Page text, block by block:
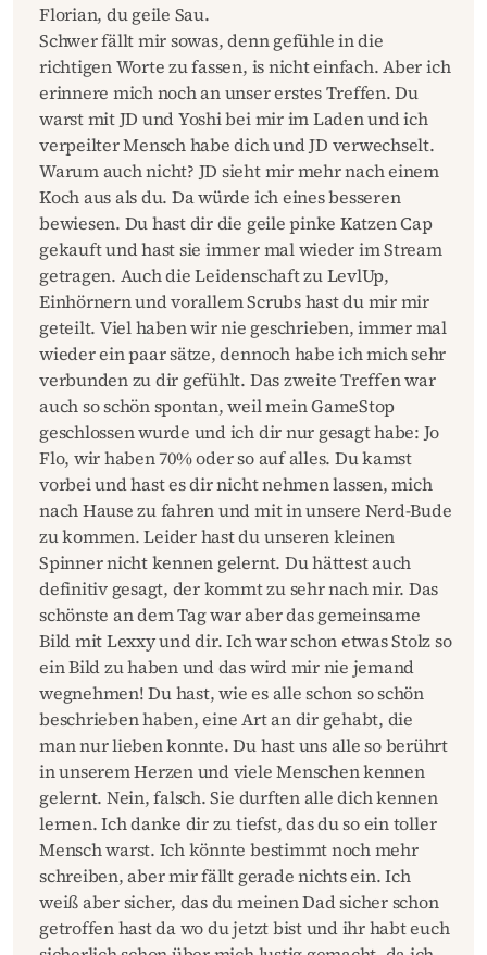
Florian, du geile Sau.
Schwer fällt mir sowas, denn gefühle in die
richtigen Worte zu fassen, is nicht einfach. Aber ich
erinnere mich noch an unser erstes Treffen. Du
warst mit JD und Yoshi bei mir im Laden und ich
verpeilter Mensch habe dich und JD verwechselt.
Warum auch nicht? JD sieht mir mehr nach einem
Koch aus als du. Da würde ich eines besseren
bewiesen. Du hast dir die geile pinke Katzen Cap
gekauft und hast sie immer mal wieder im Stream
getragen. Auch die Leidenschaft zu LevlUp,
Einhörnern und vorallem Scrubs hast du mir mir
geteilt. Viel haben wir nie geschrieben, immer mal
wieder ein paar sätze, dennoch habe ich mich sehr
verbunden zu dir gefühlt. Das zweite Treffen war
auch so schön spontan, weil mein GameStop
geschlossen wurde und ich dir nur gesagt habe: Jo
Flo, wir haben 70% oder so auf alles. Du kamst
vorbei und hast es dir nicht nehmen lassen, mich
nach Hause zu fahren und mit in unsere Nerd-Bude
zu kommen. Leider hast du unseren kleinen
Spinner nicht kennen gelernt. Du hättest auch
definitiv gesagt, der kommt zu sehr nach mir. Das
schönste an dem Tag war aber das gemeinsame
Bild mit Lexxy und dir. Ich war schon etwas Stolz so
ein Bild zu haben und das wird mir nie jemand
wegnehmen! Du hast, wie es alle schon so schön
beschrieben haben, eine Art an dir gehabt, die
man nur lieben konnte. Du hast uns alle so berührt
in unserem Herzen und viele Menschen kennen
gelernt. Nein, falsch. Sie durften alle dich kennen
lernen. Ich danke dir zu tiefst, das du so ein toller
Mensch warst. Ich könnte bestimmt noch mehr
schreiben, aber mir fällt gerade nichts ein. Ich
weiß aber sicher, das du meinen Dad sicher schon
getroffen hast da wo du jetzt bist und ihr habt euch